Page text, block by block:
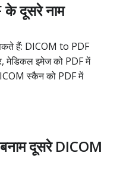
दूसरे नाम
हैं: DICOM to PDF
मेडिकल इमेज को PDF में
स्कैन को PDF में
दूसरे DICOM